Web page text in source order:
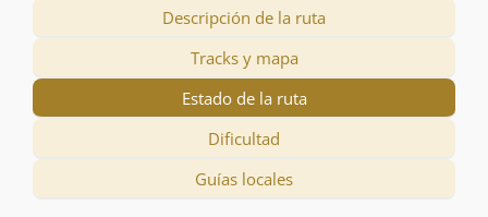
Descripción de la ruta
Tracks y mapa
Estado de la ruta
Dificultad
Guías locales